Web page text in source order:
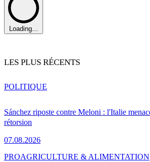
Loading...
LES PLUS RÉCENTS
Sánchez riposte contre Meloni : l'Italie
rétorsion
07.08.2026
POLITIQUE
PROAGRICULTURE & ALIMENTATION